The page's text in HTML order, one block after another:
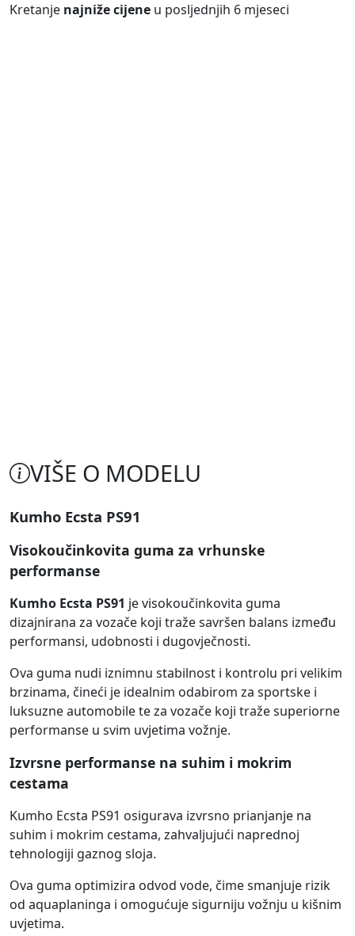
Kretanje najniže cijene u posljednjih 6 mjeseci
VIŠE O MODELU
Kumho Ecsta PS91
Visokoučinkovita guma za vrhunske
performanse
Kumho Ecsta PS91 je visokoučinkovita guma
dizajnirana za vozače koji traže savršen balans između
performansi, udobnosti i dugovječnosti.
Ova guma nudi iznimnu stabilnost i kontrolu pri velikim
brzinama, čineći je idealnim odabirom za sportske i
luksuzne automobile te za vozače koji traže superiorne
performanse u svim uvjetima vožnje.
Izvrsne performanse na suhim i mokrim
cestama
Kumho Ecsta PS91 osigurava izvrsno prianjanje na
suhim i mokrim cestama, zahvaljujući naprednoj
tehnologiji gaznog sloja.
Ova guma optimizira odvod vode, čime smanjuje rizik
od aquaplaninga i omogućuje sigurniju vožnju u kišnim
uvjetima.